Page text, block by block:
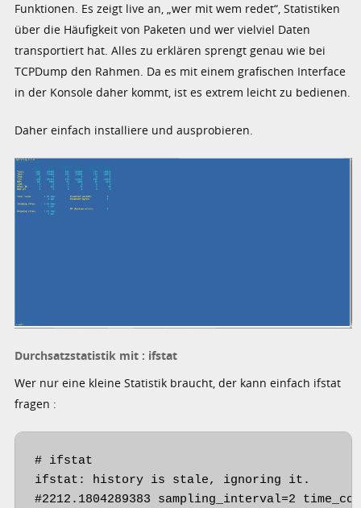
Funktionen. Es zeigt live an, „wer mit wem redet“, Statistiken
über die Häufigkeit von Paketen und wer vielviel Daten
transportiert hat. Alles zu erklären sprengt genau wie bei
TCPDump den Rahmen. Da es mit einem grafischen Interface
in der Konsole daher kommt, ist es extrem leicht zu bedienen.
Daher einfach installiere und ausprobieren.
Durchsatzstatistik mit : ifstat
Wer nur eine kleine Statistik braucht, der kann einfach ifstat
fragen :
# ifstat
ifstat: history is stale, ignoring it.
#2212.1804289383 sampling_interval=2